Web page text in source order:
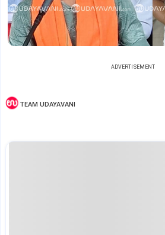
ADVERTISEMENT
TEAM UDAYAVANI